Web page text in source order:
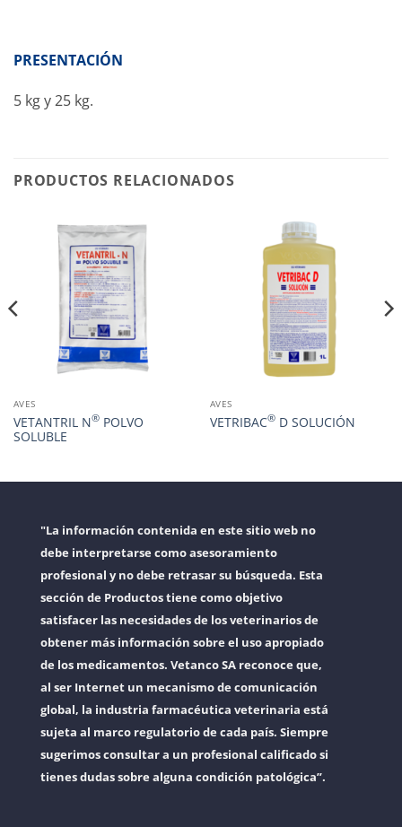
PRESENTACIÓN
5 kg y 25 kg.
PRODUCTOS RELACIONADOS
AVES
VETANTRIL N®POLVO
SOLUBLE
AVES
VETRIBAC®D SOLUCIÓN
"La información contenida en este sitio web no
debe interpretarse como asesoramiento
profesional y no debe retrasar su búsqueda. Esta
sección de Productos tiene como objetivo
satisfacer las necesidades de los veterinarios de
obtener más información sobre el uso apropiado
de los medicamentos. Vetanco SA reconoce que,
al ser Internet un mecanismo de comunicación
global, la industria farmacéutica veterinaria está
sujeta al marco regulatorio de cada país. Siempre
sugerimos consultar a un profesional calificado si
tienes dudas sobre alguna condición patológica”.